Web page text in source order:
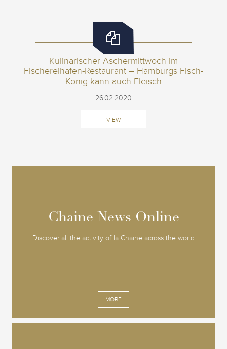
Kulinarischer Aschermittwoch im
Fischereihafen-Restaurant – Hamburgs Fisch-
König kann auch Fleisch
26.02.2020
VIEW
Chaine News Online
Discover all the activity of la Chaine across the world
MORE
Chaine News Online